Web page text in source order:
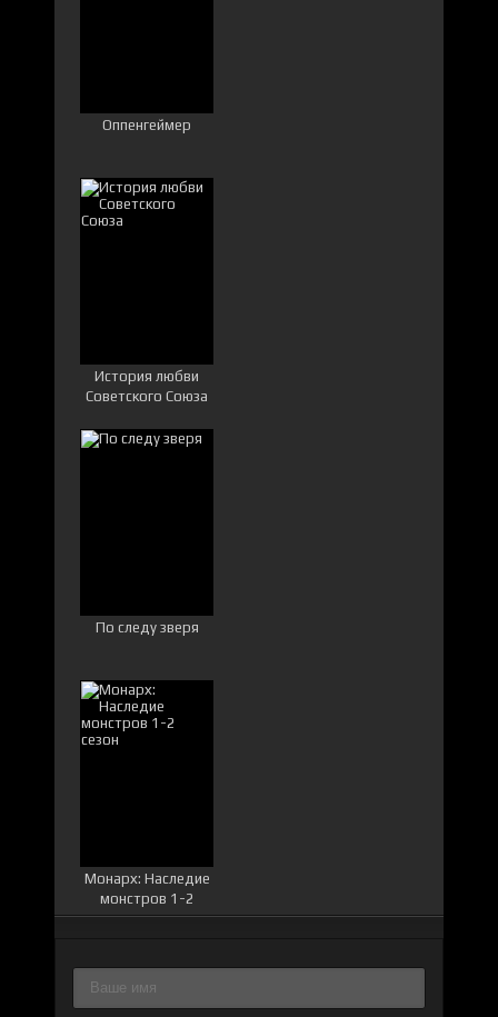
Оппенгеймер
История любви
Советского Союза
По следу зверя
Монарх: Наследие
монстров 1-2
сезон